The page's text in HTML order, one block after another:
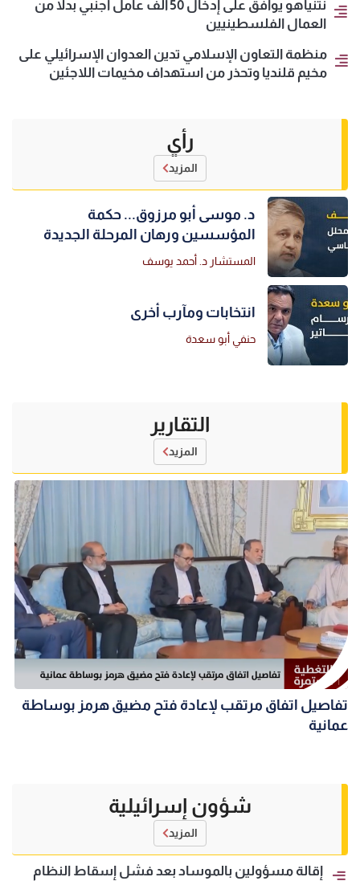
نتنياهو يوافق على إدخال 50 ألف عامل أجنبي بدلاً من
العمال الفلسطينيين
منظمة التعاون الإسلامي تدين العدوان الإسرائيلي على
مخيم قلنديا وتحذر من استهداف مخيمات اللاجئين
رأي
المزيد
د. موسى أبو مرزوق... حكمة
المؤسسين ورهان المرحلة الجديدة
المستشار د. أحمد يوسف
انتخابات ومآرب أخرى
حنفي أبو سعدة
التقارير
المزيد
تفاصيل اتفاق مرتقب لإعادة فتح مضيق هرمز بوساطة
عمانية
شؤون إسرائيلية
المزيد
إقالة مسؤولين بالموساد بعد فشل إسقاط النظام